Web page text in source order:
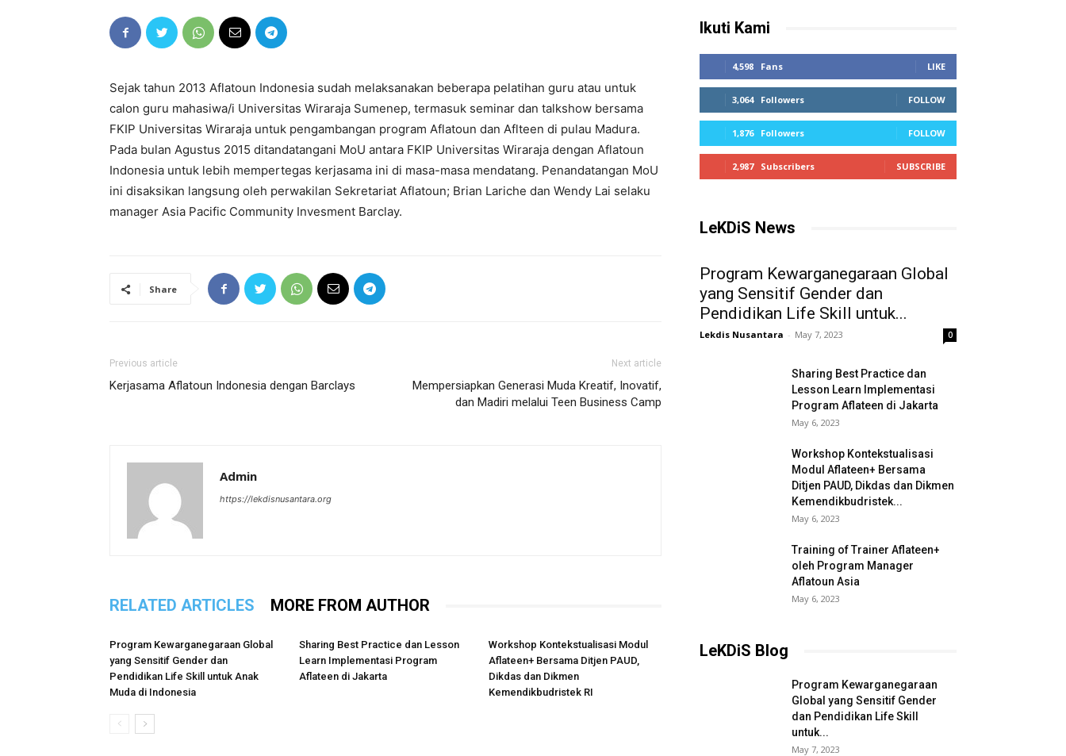
Sejak tahun 2013 Aflatoun Indonesia sudah melaksanakan beberapa pelatihan guru atau untuk
calon guru mahasiwa/i Universitas Wiraraja Sumenep, termasuk seminar dan talkshow bersama
FKIP Universitas Wiraraja untuk pengambangan program Aflatoun dan Aflteen di pulau Madura.
Pada bulan Agustus 2015 ditandatangani MoU antara FKIP Universitas Wiraraja dengan Aflatoun
Indonesia untuk lebih mempertegas kerjasama ini di masa-masa mendatang. Penandatangan MoU
ini disaksikan langsung oleh perwakilan Sekretariat Aflatoun; Brian Lariche dan Wendy Lai selaku
manager Asia Pacific Community Invesment Barclay.
Share
Previous article
Kerjasama Aflatoun Indonesia dengan Barclays
Next article
Mempersiapkan Generasi Muda Kreatif, Inovatif,
dan Madiri melalui Teen Business Camp
Admin
https://lekdisnusantara.org
RELATED ARTICLES MORE FROM AUTHOR
Program Kewarganegaraan Global
yang Sensitif Gender dan
Pendidikan Life Skill untuk Anak
Muda di Indonesia
Sharing Best Practice dan Lesson
Learn Implementasi Program
Aflateen di Jakarta
Workshop Kontekstualisasi Modul
Aflateen+ Bersama Ditjen PAUD,
Dikdas dan Dikmen
Kemendikbudristek RI
Ikuti Kami
4,598 Fans LIKE
3,064 Followers FOLLOW
1,876 Followers FOLLOW
2,987 Subscribers SUBSCRIBE
LeKDiS News
Program Kewarganegaraan Global
yang Sensitif Gender dan
Pendidikan Life Skill untuk...
Lekdis Nusantara - May 7, 2023 0
Sharing Best Practice dan
Lesson Learn Implementasi
Program Aflateen di Jakarta
May 6, 2023
Workshop Kontekstualisasi
Modul Aflateen+ Bersama
Ditjen PAUD, Dikdas dan Dikmen
Kemendikbudristek...
May 6, 2023
Training of Trainer Aflateen+
oleh Program Manager
Aflatoun Asia
May 6, 2023
LeKDiS Blog
Program Kewarganegaraan
Global yang Sensitif Gender
dan Pendidikan Life Skill
untuk...
May 7, 2023